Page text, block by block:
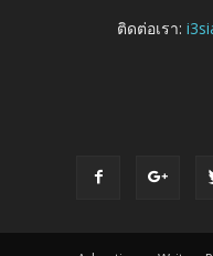
ติดต่อเรา: